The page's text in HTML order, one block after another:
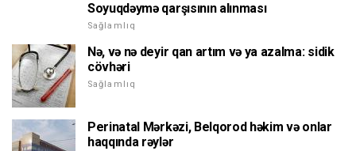
Soyuqdəymə qarşısının alınması
Sağlamlıq
Nə, və nə deyir qan artım və ya azalma: sidik
cövhəri
Sağlamlıq
Perinatal Mərkəzi, Belqorod həkim və onlar
haqqında rəylər